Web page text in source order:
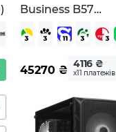
Business B57
Windows 11 Pro
(B57v30Win)
45270₴ 4116 ₴
х11 платежів